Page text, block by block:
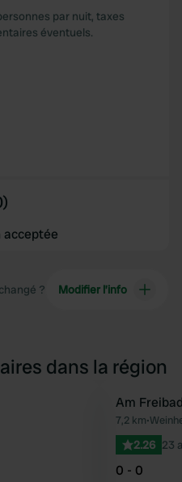
par nuit, taxes
éventuels.
? Modifier l’info
dans la région
Préféré
Am
7,2 km•
2.26 23
0 - 0